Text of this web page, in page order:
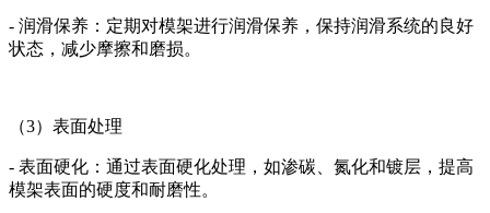
- 润滑保养：定期对模架进行润滑保养，保持润滑系统的良好
状态，减少摩擦和磨损。
（3）表面处理
- 表面硬化：通过表面硬化处理，如渗碳、氮化和镀层，提高
模架表面的硬度和耐磨性。